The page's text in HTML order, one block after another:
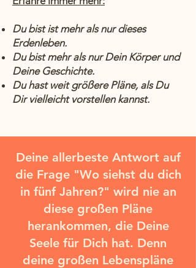
Du bist ist mehr als nur dieses
Erdenleben.
Du bist mehr als nur Dein Körper und
Deine Geschichte.
Du hast weit größere Pläne, als Du
Dir vielleicht vorstellen kannst.
Deine allerbeste Antwort auf
die Frage "Wo siehst du dich
in fünf Jahren?" wird nie an
diese großen Pläne
herankommen, die Deine
Seele für Dich hat. Denn
deine großen Lebenspläne